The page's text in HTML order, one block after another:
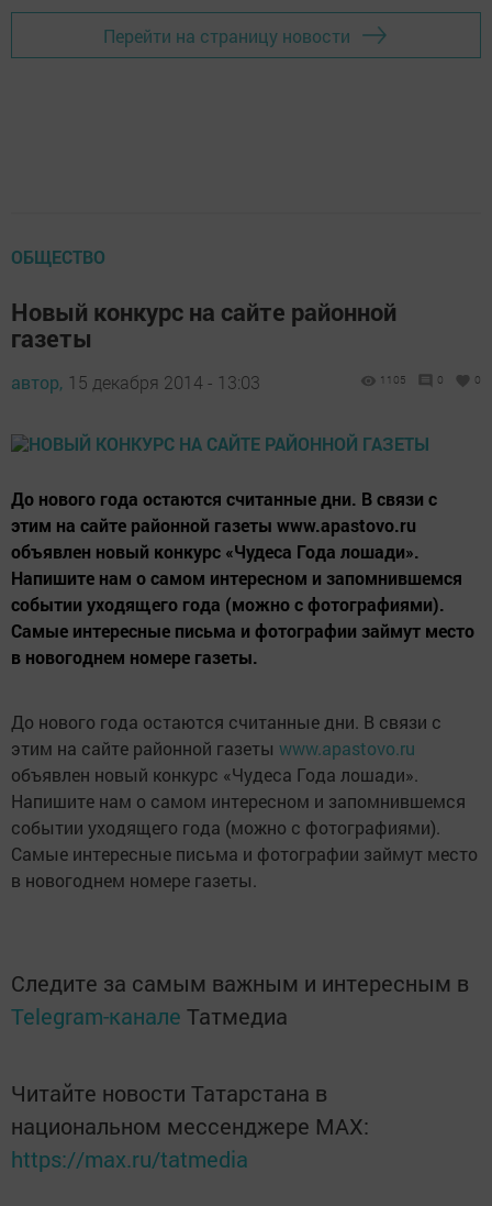
Перейти на страницу новости
ОБЩЕСТВО
Новый конкурс на сайте районной
газеты
автор, 15 декабря 2014 - 13:03 1105 0 0
До нового года остаются считанные дни. В связи с
этим на сайте районной газеты www.apastovo.ru
объявлен новый конкурс «Чудеса Года лошади».
Напишите нам о самом интересном и запомнившемся
событии уходящего года (можно с фотографиями).
Самые интересные письма и фотографии займут место
в новогоднем номере газеты.
До нового года остаются считанные дни. В связи с
этим на сайте районной газеты www.apastovo.ru
объявлен новый конкурс «Чудеса Года лошади».
Напишите нам о самом интересном и запомнившемся
событии уходящего года (можно с фотографиями).
Самые интересные письма и фотографии займут место
в новогоднем номере газеты.
Следите за самым важным и интересным в
Telegram-канале Татмедиа
Читайте новости Татарстана в
национальном мессенджере MАХ:
https://max.ru/tatmedia